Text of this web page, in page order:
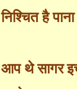
निश्चित है
आप थे सागर